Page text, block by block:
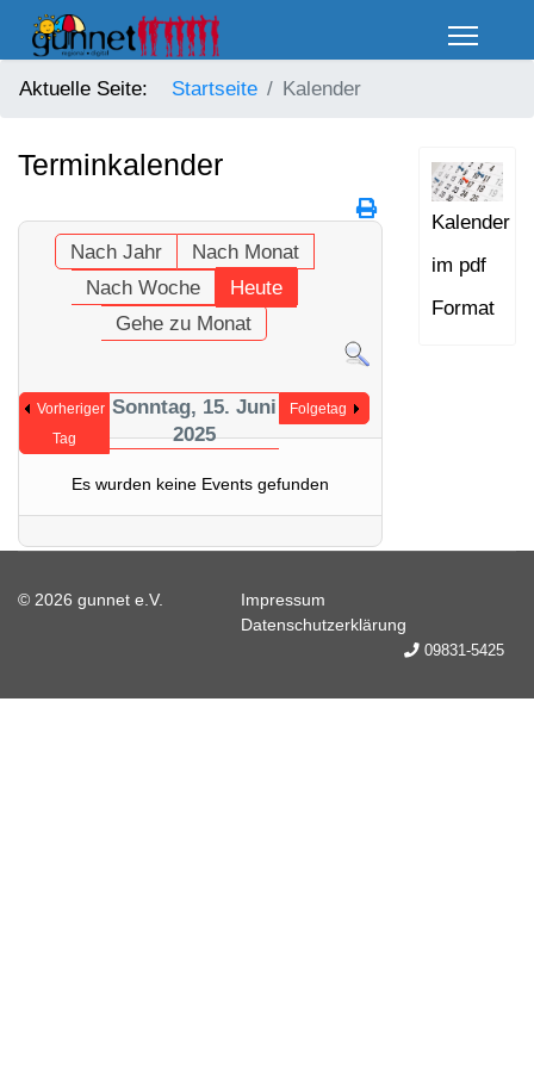
Aktuelle Seite: Startseite Kalender
Terminkalender
Nach Jahr
Nach Monat
Nach Woche
Heute
Gehe zu Monat
Vorheriger
Tag
Sonntag, 15. Juni
2025
Folgetag
Es wurden keine Events gefunden
Kalender
im pdf
Format
© 2026 gunnet e.V.
Impressum
Datenschutzerklärung
09831-5425